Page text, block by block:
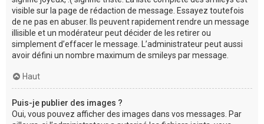
visible sur la page de rédaction de message. Essayez toutefois
de ne pas en abuser. Ils peuvent rapidement rendre un message
illisible et un modérateur peut décider de les retirer ou
simplement d’effacer le message. L’administrateur peut aussi
avoir défini un nombre maximum de smileys par message.
Haut
Puis-je publier des images ?
Oui, vous pouvez afficher des images dans vos messages. Par